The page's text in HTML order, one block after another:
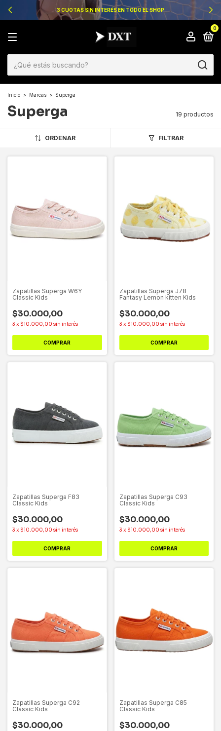
3 CUOTAS SIN INTERÉS EN TODO EL SHOP
0
Inicio > Marcas > Superga
Superga 19 productos
ORDENAR FILTRAR
Zapatillas Superga W6Y
Classic Kids
$30.000,00
3 x $10.000,00 sin interés
COMPRAR
Zapatillas Superga J78
Fantasy Lemon kitten Kids
$30.000,00
3 x $10.000,00 sin interés
COMPRAR
Zapatillas Superga F83
Classic Kids
$30.000,00
3 x $10.000,00 sin interés
COMPRAR
Zapatillas Superga C93
Classic Kids
$30.000,00
3 x $10.000,00 sin interés
COMPRAR
Zapatillas Superga C92
Classic Kids
$30.000,00
Zapatillas Superga C85
Classic Kids
$30.000,00